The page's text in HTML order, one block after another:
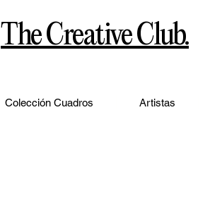
The Creative Club.
Colección Cuadros Artistas